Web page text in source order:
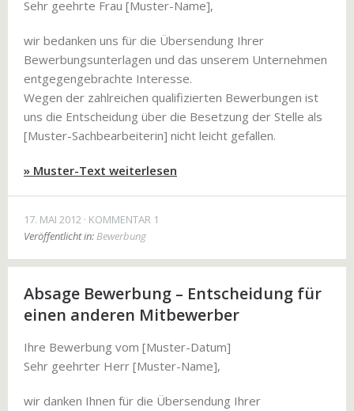
Sehr geehrte Frau [Muster-Name],
wir bedanken uns für die Übersendung Ihrer
Bewerbungsunterlagen und das unserem Unternehmen
entgegengebrachte Interesse.
Wegen der zahlreichen qualifizierten Bewerbungen ist
uns die Entscheidung über die Besetzung der Stelle als
[Muster-Sachbearbeiterin] nicht leicht gefallen.
» Muster-Text weiterlesen
17. MAI 2012 KOMMENTAR 1
Veröffentlicht in:Bewerbung
Absage Bewerbung – Entscheidung für
einen anderen Mitbewerber
Ihre Bewerbung vom [Muster-Datum]
Sehr geehrter Herr [Muster-Name],
wir danken Ihnen für die Übersendung Ihrer